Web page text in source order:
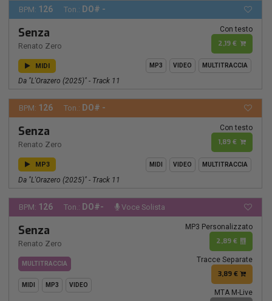
BPM: 126 Ton.: DO# -
Senza
Renato Zero
Con testo
2,19 €
MIDI MP3 VIDEO MULTITRACCIA
Da "L'Orazero (2025)" - Track 11
BPM: 126 Ton.: DO# -
Senza
Renato Zero
Con testo
1,89 €
MP3 MIDI VIDEO MULTITRACCIA
Da "L'Orazero (2025)" - Track 11
BPM: 126 Ton.: DO#- Voce Solista
Senza
Renato Zero
MULTITRACCIA
MIDI MP3 VIDEO
MP3 Personalizzato
2,89 €
Tracce Separate
3,89 €
MTA M-Live